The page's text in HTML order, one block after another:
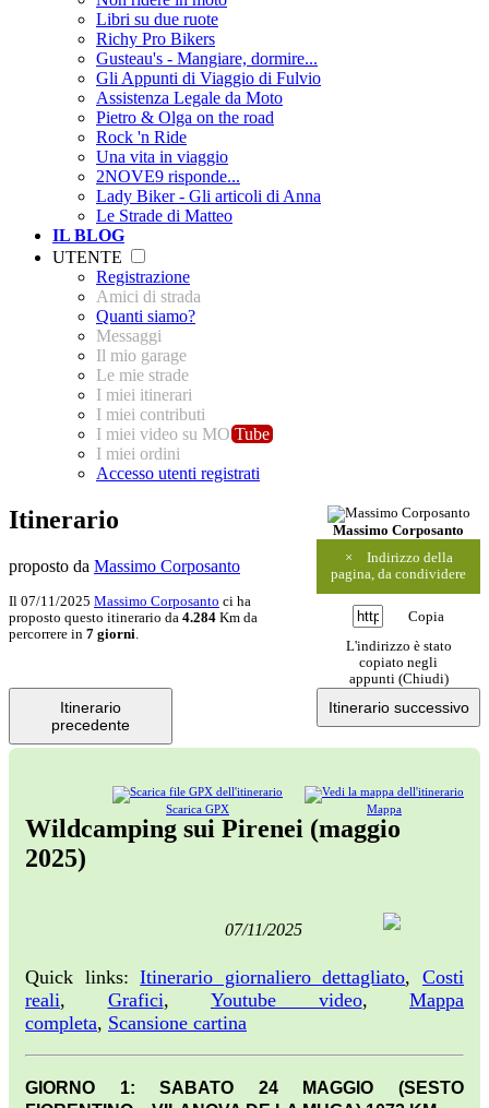
Libri su due ruote
Richy Pro Bikers
Gusteau's - Mangiare, dormire...
Gli Appunti di Viaggio di Fulvio
Assistenza Legale da Moto
Pietro & Olga on the road
Rock 'n Ride
Una vita in viaggio
2NOVE9 risponde...
Lady Biker - Gli articoli di Anna
Le Strade di Matteo
IL BLOG
UTENTE
Registrazione
Amici di strada
Quanti siamo?
Messaggi
Il mio garage
Le mie strade
I miei itinerari
I miei contributi
I miei video su MO Tube
I miei ordini
Accesso utenti registrati
Massimo Corposanto
×
Indirizzo della
pagina, da condividere
Copia
L'indirizzo è stato
copiato negli
appunti (Chiudi)
Itinerario
proposto da Massimo Corposanto
Il 07/11/2025 Massimo Corposanto ci ha
proposto questo itinerario da 4.284 Km da
percorrere in 7 giorni.
Itinerario
precedente
Itinerario successivo
Mappa
Scarica GPX
Wildcamping sui Pirenei (maggio
2025)
07/11/2025
Quick links:Itinerario giornaliero dettagliato,Costi
reali, Grafici, Youtube video, Mappa
completa, Scansione cartina
GIORNO 1: SABATO 24 MAGGIO (SESTO